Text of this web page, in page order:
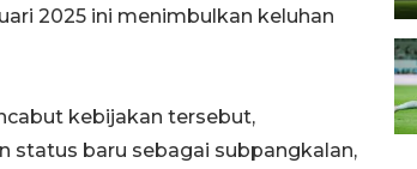
2025 ini menimbulkan keluhan
kebijakan tersebut,
status baru sebagai subpangkalan,